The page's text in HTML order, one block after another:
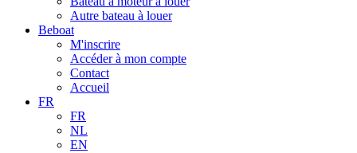
Autre bateau à louer
Beboat
M'inscrire
Accéder à mon compte
Contact
Accueil
FR
FR
NL
EN